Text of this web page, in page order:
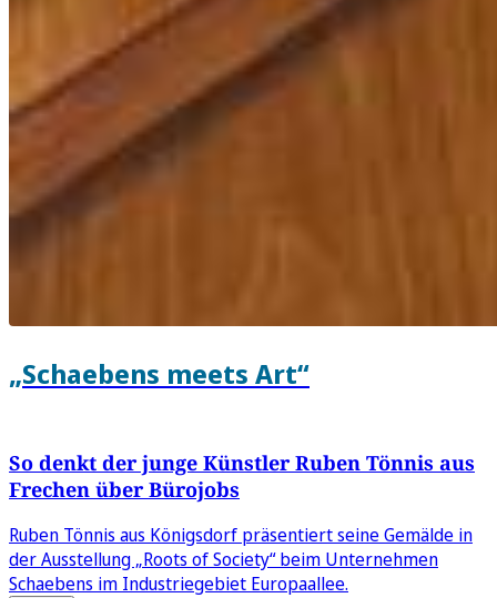
„Schaebens meets Art“
So denkt der junge Künstler Ruben Tönnis aus
Frechen über Bürojobs
Ruben Tönnis aus Königsdorf präsentiert seine Gemälde in
der Ausstellung „Roots of Society“ beim Unternehmen
Schaebens im Industriegebiet Europaallee.